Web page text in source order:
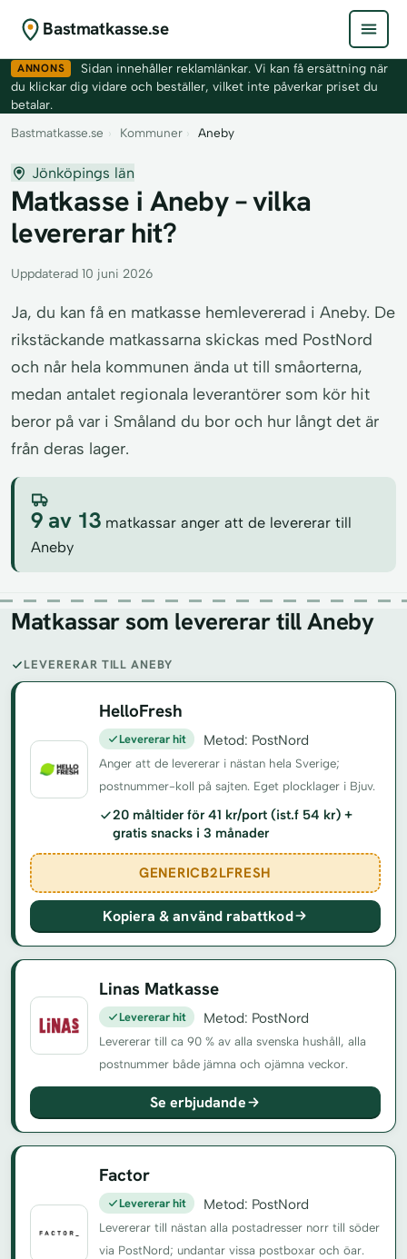
Bastmatkasse.se
ANNONS
Sidan innehåller reklamlänkar. Vi kan få ersättning när
du klickar dig vidare och beställer, vilket inte påverkar priset du
betalar.
Bastmatkasse.se › Kommuner › Aneby
Jönköpings län
Matkasse i Aneby – vilka
levererar hit?
Uppdaterad 10 juni 2026
Ja, du kan få en matkasse hemlevererad i Aneby. De
rikstäckande matkassarna skickas med PostNord
och når hela kommunen ända ut till småorterna,
medan antalet regionala leverantörer som kör hit
beror på var i Småland du bor och hur långt det är
från deras lager.
9 av 13 matkassar anger att de levererar till
Aneby
Matkassar som levererar till Aneby
LEVERERAR TILL ANEBY
HelloFresh
Levererar hit Metod: PostNord
Anger att de levererar i nästan hela Sverige;
postnummer-koll på sajten. Eget plocklager i Bjuv.
20 måltider för 41 kr/port (ist.f 54 kr) +
gratis snacks i 3 månader
GENERICB2LFRESH
Kopiera & använd rabattkod
Linas Matkasse
Levererar hit Metod: PostNord
Levererar till ca 90 % av alla svenska hushåll, alla
postnummer både jämna och ojämna veckor.
Se erbjudande
Factor
Levererar hit Metod: PostNord
Levererar till nästan alla postadresser norr till söder
via PostNord; undantar vissa postboxar och öar.